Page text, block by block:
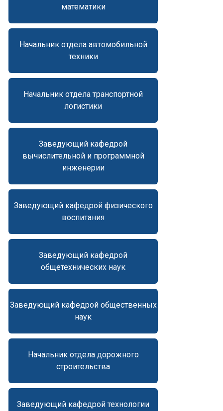
математики
Начальник отдела автомобильной
техники
Начальник отдела транспортной
логистики
Заведующий кафедрой
вычислительной и программной
инженерии
Заведующий кафедрой физического
воспитания
Заведующий кафедрой
общетехнических наук
Заведующий кафедрой общественных
наук
Начальник отдела дорожного
строительства
Заведующий кафедрой технологии